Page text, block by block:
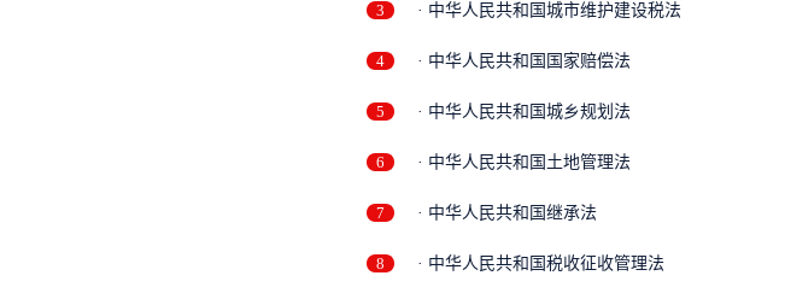
3 · 中华人民共和国城市维护建设税法
4 · 中华人民共和国国家赔偿法
5 · 中华人民共和国城乡规划法
6 · 中华人民共和国土地管理法
7 · 中华人民共和国继承法
8 · 中华人民共和国税收征收管理法